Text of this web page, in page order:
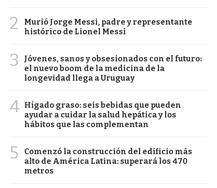
2
Murió Jorge Messi, padre y representante
histórico de Lionel Messi
3
Jóvenes, sanos y obsesionados con el futuro:
el nuevo boom de la medicina de la
longevidad llega a Uruguay
4 Hígado graso: seis bebidas que pueden
ayudar a cuidar la salud hepática y los
hábitos que las complementan
5
Comenzó la construcción del edificio más
alto de América Latina: superará los 470
metros